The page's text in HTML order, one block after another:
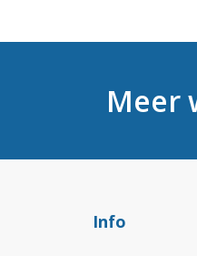
Meer
Info